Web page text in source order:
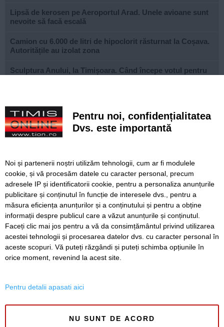
Lipsă de kerosen pe Aeroportul Arad. Unele avioane sunt
nevoite să facă escală
Camion cu 6.000 de litri de hipoclorit răsturnat la Coșava.
Autoritățile au izolat zona
Sculptura Anului, la Timișoara. Când începe votul pentru
continuă să scadă
Începe procesul în care Călin Georgescu și mercenarul
Horațiu Potra vor fi judecați pe fond pentru tentativă de
Autobuzul E3 și firobuzele 15 și 16 circulă deviat
săptămâna viitoare
Începe demolarea Pasarelei Îndrăgostiților. Se închide
promenada dinspre Parcul Copiilor
SERVICII Redactia
Folosinta Cookie-urilor
Pentru noi, confidențialitatea
Dvs. este importantă
Noi și partenerii noștri utilizăm tehnologii, cum ar fi modulele
cookie, și vă procesăm datele cu caracter personal, precum
adresele IP și identificatorii cookie, pentru a personaliza anunțurile
publicitare și conținutul în funcție de interesele dvs., pentru a
măsura eficiența anunțurilor și a conținutului și pentru a obține
informații despre publicul care a văzut anunțurile și conținutul.
Faceți clic mai jos pentru a vă da consimțământul privind utilizarea
acestei tehnologii și procesarea datelor dvs. cu caracter personal în
aceste scopuri. Vă puteți răzgândi și puteți schimba opțiunile în
orice moment, revenind la acest site.
Pentru detalii apasati aici
NU SUNT DE ACORD